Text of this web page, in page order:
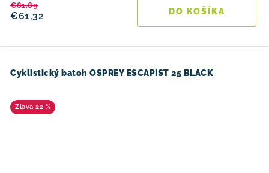
€61,32
€81,89
DO KOŠÍKA
Cyklistický batoh OSPREY ESCAPIST 25 BLACK
22 %